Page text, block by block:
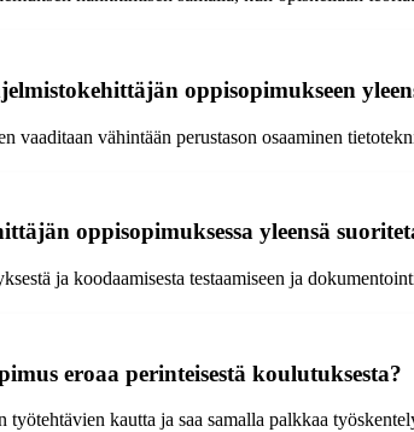
oppisopimukseen
vaaditaan vähintään perustason osaaminen
oppisopimuksessa yleensä
ja koodaamisesta testaamiseen ja
eroaa perinteisestä koulutuksesta?
kautta ja saa samalla palkkaa